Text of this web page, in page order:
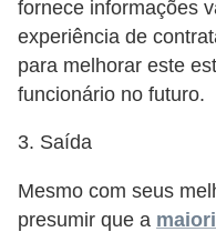
fornece informações
experiência de
para melhorar este
funcionário no futuro.
3. Saída
Mesmo com seus
presumir que a